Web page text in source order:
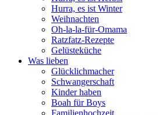
Hurra, es ist Winter
Weihnachten
Oh-la-la-für-Omama
Ratzfatz-Rezepte
Gelüsteküche
Was lieben
Glücklichmacher
Schwangerschaft
Kinder haben
Boah für Boys
Familienhochzeit